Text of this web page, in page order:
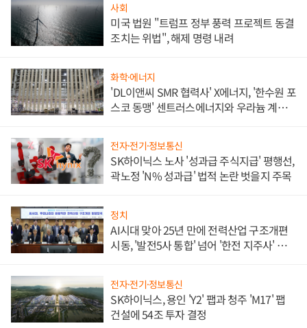
사회
미국 법원 "트럼프 정부 풍력 프로젝트 동결
조치는 위법", 해제 명령 내려
화학·에너지
'DL이앤씨 SMR 협력사' X에너지, '한수원 포
스코 동맹' 센트러스에너지와 우라늄 계약
전자·전기·정보통신
SK하이닉스 노사 '성과급 주식지급' 평행선,
곽노정 'N% 성과급' 법적 논란 벗을지 주목
정치
AI시대 맞아 25년 만에 전력산업 구조개편
시동, '발전5사 통합' 넘어 '한전 지주사' 재편
전자·전기·정보통신
SK하이닉스, 용인 'Y2' 팹과 청주 'M17' 팹
건설에 54조 투자 결정